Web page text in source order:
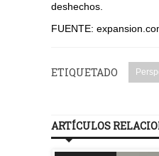
deshechos.
FUENTE:
ETIQUETADO
ARTÍCULOS